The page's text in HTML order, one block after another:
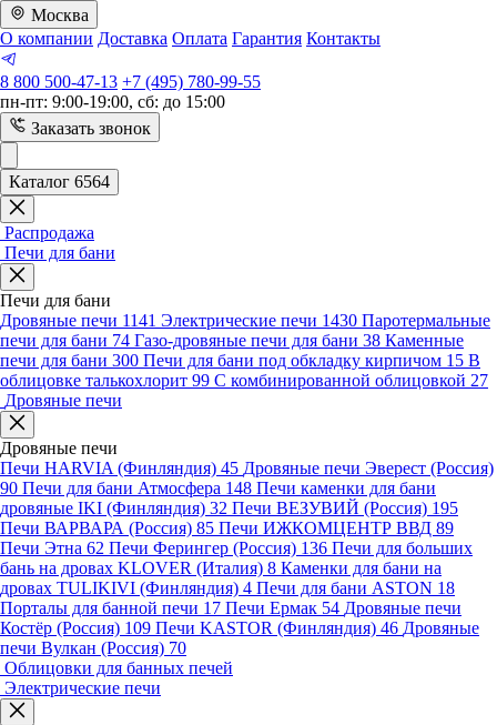
Москва
О компании Доставка Оплата Гарантия Контакты
8 800 500-47-13 +7 (495) 780-99-55
пн-пт: 9:00-19:00, сб: до 15:00
Заказать звонок
Каталог 6564
Распродажа
Печи для бани
Печи для бани
Дровяные печи 1141 Электрические печи 1430 Паротермальные
печи для бани 74 Газо-дровяные печи для бани 38 Каменные
печи для бани 300 Печи для бани под обкладку кирпичом 15 В
облицовке талькохлорит 99 С комбинированной облицовкой 27
Дровяные печи
Дровяные печи
Печи HARVIA (Финляндия) 45 Дровяные печи Эверест (Россия)
90 Печи для бани Атмосфера 148 Печи каменки для бани
дровяные IKI (Финляндия) 32 Печи ВЕЗУВИЙ (Россия) 195
Печи ВАРВАРА (Россия) 85 Печи ИЖКОМЦЕНТР ВВД 89
Печи Этна 62 Печи Ферингер (Россия) 136 Печи для больших
бань на дровах KLOVER (Италия) 8 Каменки для бани на
дровах TULIKIVI (Финляндия) 4 Печи для бани ASTON 18
Порталы для банной печи 17 Печи Ермак 54 Дровяные печи
Костёр (Россия) 109 Печи KASTOR (Финляндия) 46 Дровяные
печи Вулкан (Россия) 70
Облицовки для банных печей
Электрические печи